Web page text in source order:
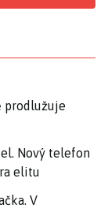
prodlužuje
Nový telefon
elitu
V